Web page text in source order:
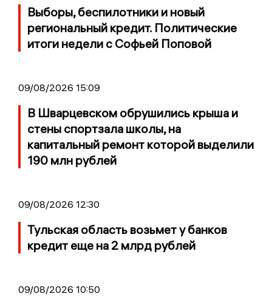
Выборы, беспилотники и новый
региональный кредит. Политические
итоги недели с Софьей Поповой
09/08/2026 15:09
В Шварцевском обрушились крыша и
стены спортзала школы, на
капитальный ремонт которой выделили
190 млн рублей
09/08/2026 12:30
Тульская область возьмет у банков
кредит еще на 2 млрд рублей
09/08/2026 10:50